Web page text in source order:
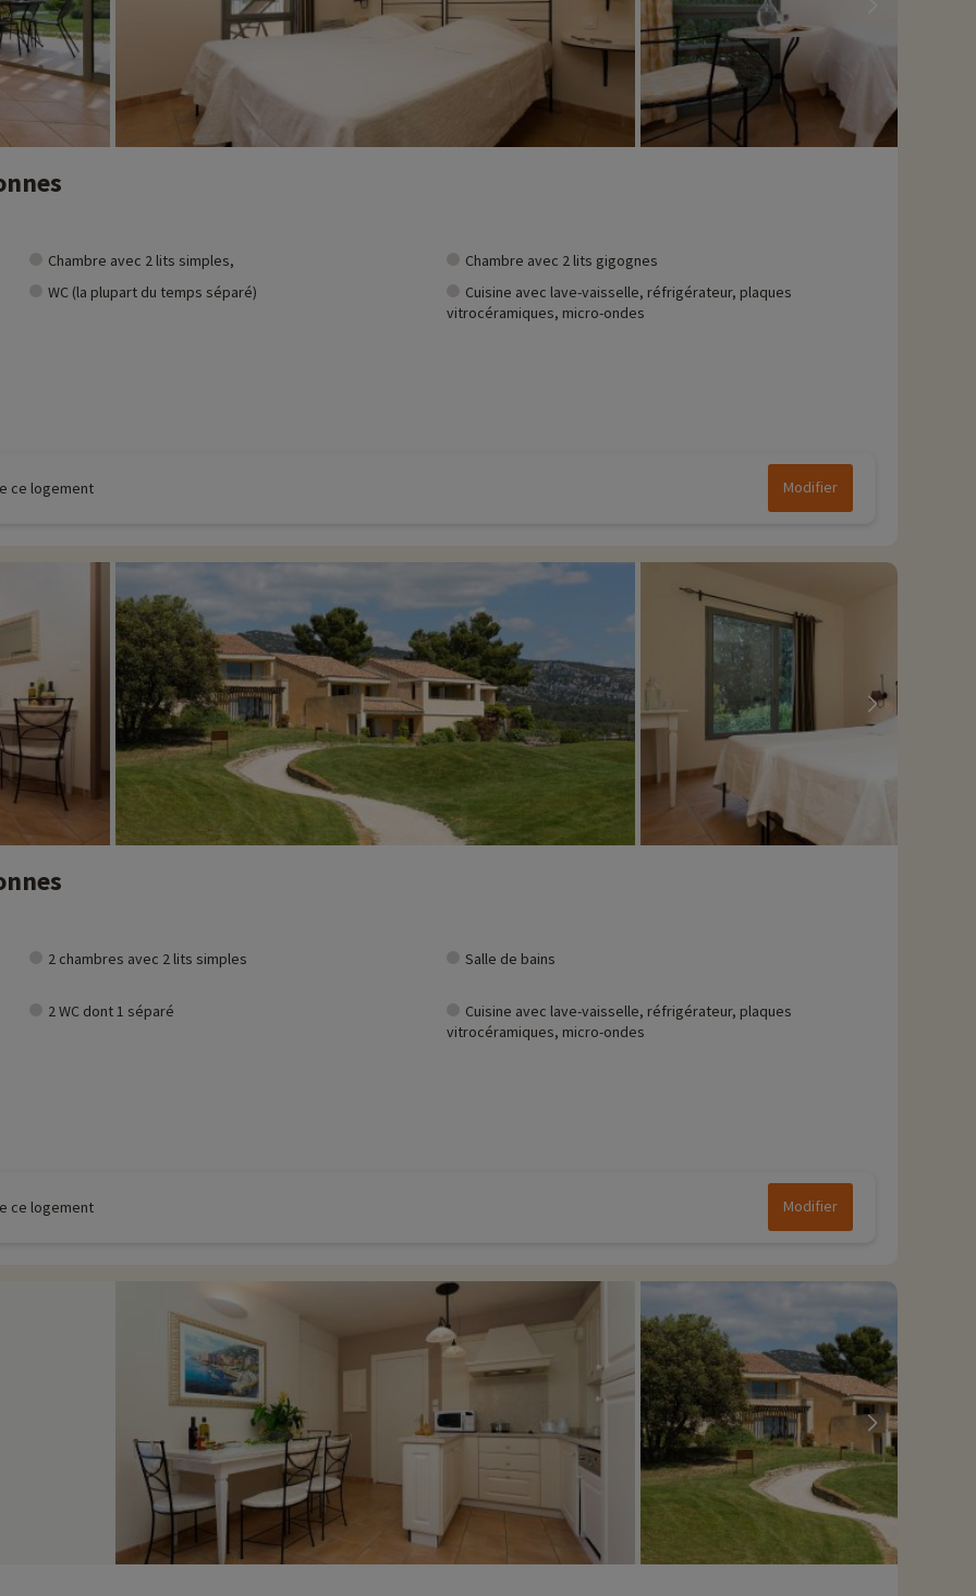
Chambre avec 2 lits simples,
Chambre avec 2 lits gigognes
WC (la plupart du temps séparé)
Cuisine avec lave-vaisselle, réfrigérateur, plaques
vitrocéramiques, micro-ondes
ce logement Modifier
2 chambres avec 2 lits simples Salle de bains
2 WC dont 1 séparé
Cuisine avec lave-vaisselle, réfrigérateur, plaques
vitrocéramiques, micro-ondes
ce logement Modifier